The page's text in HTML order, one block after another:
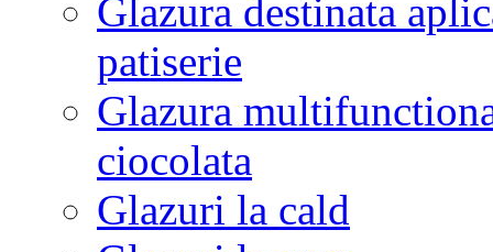
Glazura destinata
patiserie
Glazura
ciocolata
Glazuri la cald